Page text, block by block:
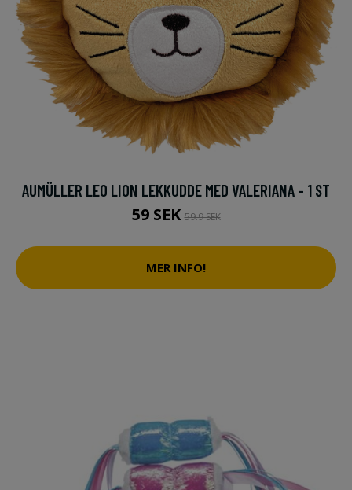
AUMÜLLER LEO LION LEKKUDDE MED VALERIANA - 1 ST
59 SEK59.9 SEK
MER INFO!